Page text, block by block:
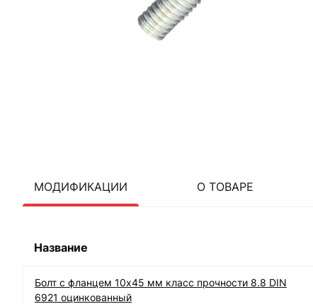
МОДИФИКАЦИИ О ТОВАРЕ
Название
Болт с фланцем 10х45 мм класс прочности 8.8 DIN
6921 оцинкованный